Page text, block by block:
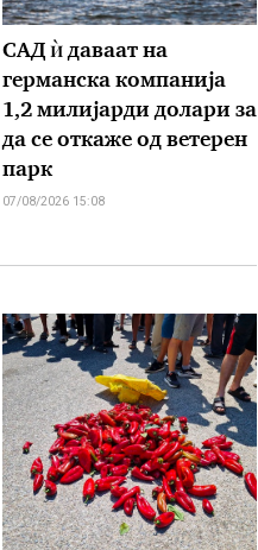
САД ѝ даваат на
германска компанија
1,2 милијарди долари за
да се откаже од ветерен
парк
07/08/2026 15:08